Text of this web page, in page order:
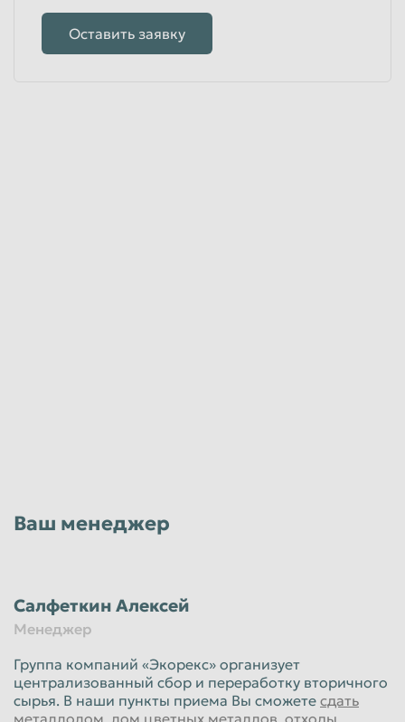
Оставить заявку
Ваш менеджер
Салфеткин Алексей
Менеджер
Группа компаний «Экорекс» организует
централизованный сбор и переработку вторичного
сырья. В наши пункты приема Вы сможете сдать
металлолом лом цветных металлов отходы